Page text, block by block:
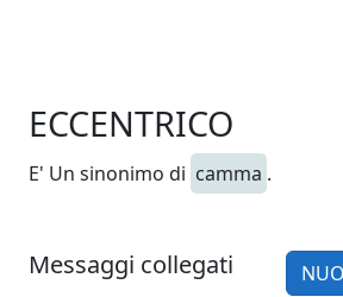
ECCENTRICO
E' Un sinonimo di camma .
Messaggi collegati